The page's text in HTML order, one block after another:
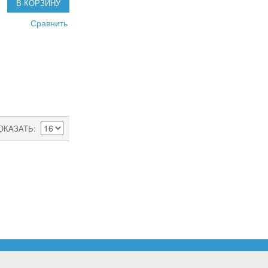
В КОРЗИНУ
Сравнить